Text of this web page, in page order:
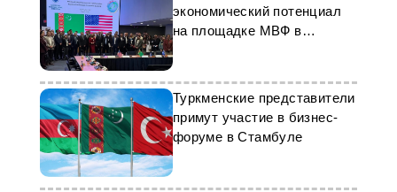
экономический потенциал
на площадке МВФ в
Вашингтоне
Туркменские представители
примут участие в бизнес-
форуме в Стамбуле